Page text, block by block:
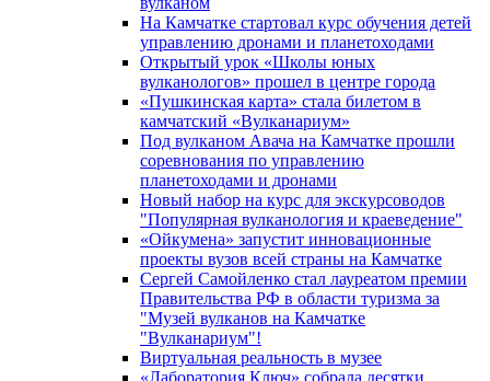
На Камчатке стартовал курс обучения детей
управлению дронами и планетоходами
Открытый урок «Школы юных
вулканологов» прошел в центре города
«Пушкинская карта» стала билетом в
камчатский «Вулканариум»
Под вулканом Авача на Камчатке прошли
соревнования по управлению
планетоходами и дронами
Новый набор на курс для экскурсоводов
"Популярная вулканология и краеведение"
«Ойкумена» запустит инновационные
проекты вузов всей страны на Камчатке
Сергей Самойленко стал лауреатом премии
Правительства РФ в области туризма за
"Музей вулканов на Камчатке
"Вулканариум"!
Виртуальная реальность в музее
«Лаборатория Ключ» собрала десятки